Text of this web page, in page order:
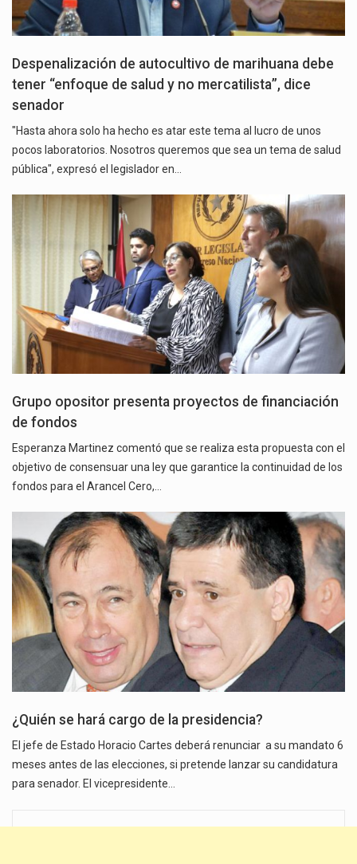
Despenalización de autocultivo de marihuana debe
tener “enfoque de salud y no mercatilista”, dice
senador
"Hasta ahora solo ha hecho es atar este tema al lucro de unos
pocos laboratorios. Nosotros queremos que sea un tema de salud
pública", expresó el legislador en…
Grupo opositor presenta proyectos de financiación
de fondos
Esperanza Martinez comentó que se realiza esta propuesta con el
objetivo de consensuar una ley que garantice la continuidad de los
fondos para el Arancel Cero,…
¿Quién se hará cargo de la presidencia?
El jefe de Estado Horacio Cartes deberá renunciar a su mandato 6
meses antes de las elecciones, si pretende lanzar su candidatura
para senador. El vicepresidente…